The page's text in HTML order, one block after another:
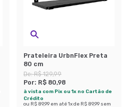
Prateleira UrbnFlex Preta
80 cm
De:R$ 129,99
Por: R$ 80,98
à vista com Pix ou 1x no Cartão de
Crédito
ou R$ 89,99 em até1x de R$ 89,99 sem